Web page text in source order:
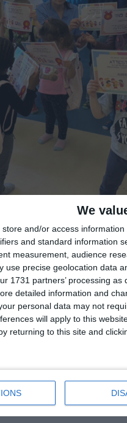
We
store and/or access
and standard information
measurement, audience
use precise geolocation data
1731 partners’ processing
detailed information and
personal data may not
will apply to this
returning to this site and
il progetto
e la cooperativa
d’infanzia di